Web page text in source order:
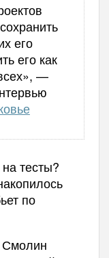
его
его как
—
тесты?
по
Смолин